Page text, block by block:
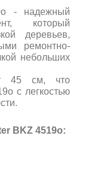
- надежный
который
деревьев,
ремонтно-
небольших
45 см, что
с легкостью
BKZ 4519o: